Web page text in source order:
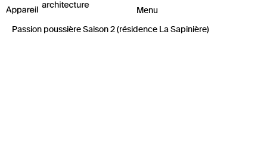
Passion poussière Saison 2 (résidence La Sapinière)